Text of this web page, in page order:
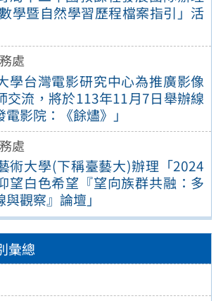
學暨自然學習歷程檔案指引」活
處
學台灣電影研究中心為推廣影像
交流，將於113年11月7日舉辦線
影院：《餘燼》」
處
術大學(下稱臺藝大)辦理「2024
白色希望『望向族群共融：多
觀察』論壇」
彙總